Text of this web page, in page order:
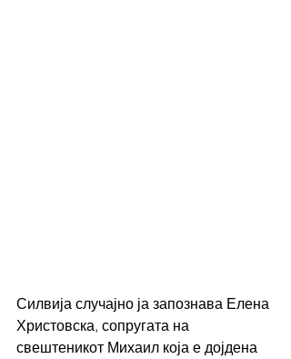
Силвија случајно ја запознава Елена
Христовска, сопругата на
свештеникот Михаил која е дојдена